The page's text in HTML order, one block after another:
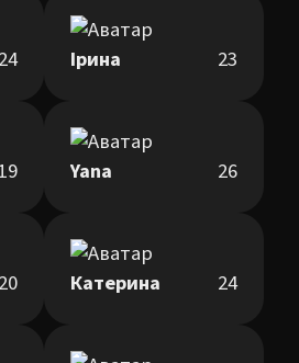
24 Ірина 23
19 Yana 26
20 Катерина 24